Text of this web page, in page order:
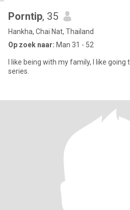
Porntip, 35
Hankha, Chai Nat, Thailand
Op zoek naar: Man 31 - 52
I like being with my family, I like
series.